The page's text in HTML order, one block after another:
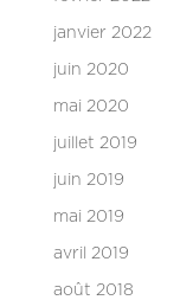
janvier 2022
juin 2020
mai 2020
juillet 2019
juin 2019
mai 2019
avril 2019
août 2018